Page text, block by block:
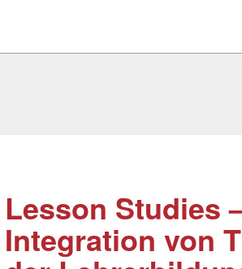
Lesson Studies
Integration von